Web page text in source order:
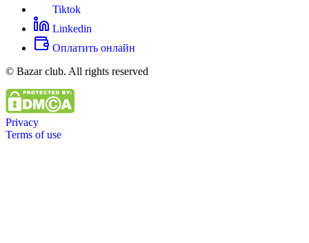
Tiktok
Linkedin
Оплатить онлайн
© Bazar club. All rights reserved
Privacy
Terms of use